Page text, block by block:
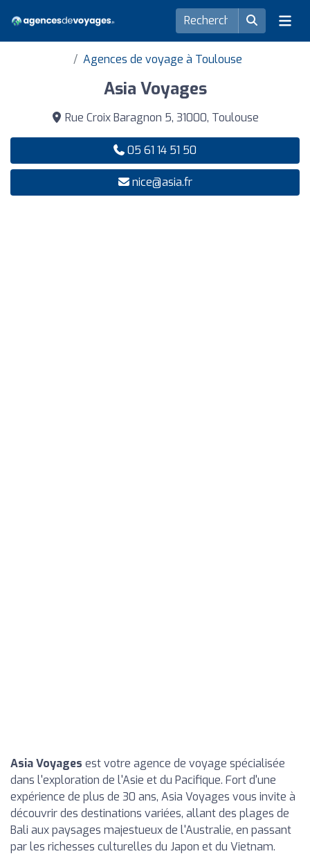
Agences de voyage à Toulouse
Asia Voyages
Rue Croix Baragnon 5, 31000, Toulouse
05 61 14 51 50
nice@asia.fr
Asia Voyages est votre agence de voyage spécialisée
dans l'exploration de l'Asie et du Pacifique. Fort d'une
expérience de plus de 30 ans, Asia Voyages vous invite à
découvrir des destinations variées, allant des plages de
Bali aux paysages majestueux de l'Australie, en passant
par les richesses culturelles du Japon et du Vietnam.